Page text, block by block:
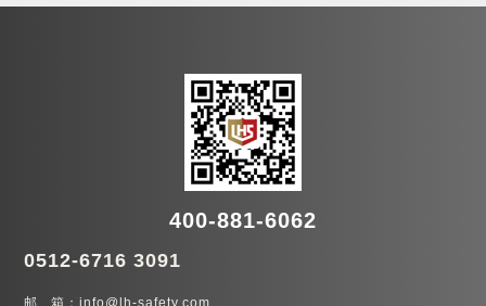
400-881-6062
0512-6716 3091
邮 箱：info@lh-safety.com